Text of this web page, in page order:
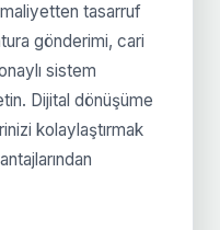
tasarruf
gönderimi, cari
sistem
Dijital dönüşüme
kolaylaştırmak